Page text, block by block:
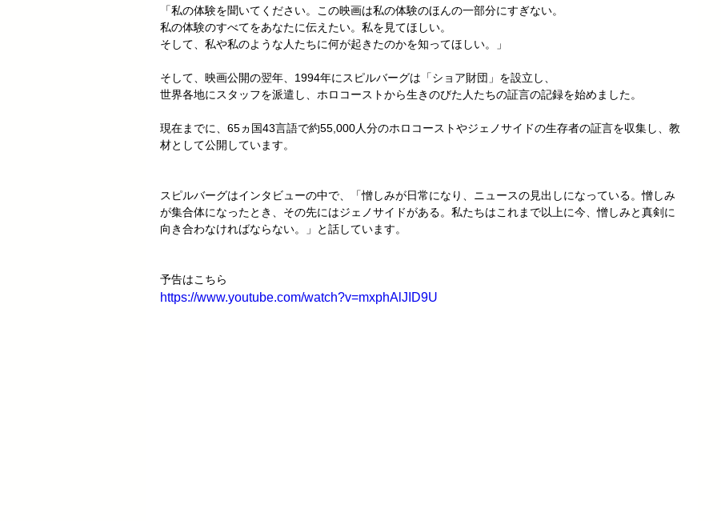
「私の体験を聞いてください。この映画は私の体験のほんの一部分にすぎない。
私の体験のすべてをあなたに伝えたい。私を見てほしい。
そして、私や私のような人たちに何が起きたのかを知ってほしい。」
そして、映画公開の翌年、1994年にスピルバーグは「ショア財団」を設立し、
世界各地にスタッフを派遣し、ホロコーストから生きのびた人たちの証言の記録を始めました。
現在までに、65ヵ国43言語で約55,000人分のホロコーストやジェノサイドの生存者の証言を収集し、教
材として公開しています。
スピルバーグはインタビューの中で、「憎しみが日常になり、ニュースの見出しになっている。憎しみ
が集合体になったとき、その先にはジェノサイドがある。私たちはこれまで以上に今、憎しみと真剣に
向き合わなければならない。」と話しています。
予告はこちら
https://www.youtube.com/watch?v=mxphAlJID9U